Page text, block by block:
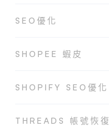
SEO優化
SHOPEE 蝦皮
SHOPIFY SEO優化
THREADS 帳號恢復